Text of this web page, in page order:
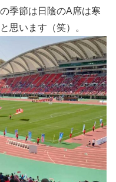
季節は日陰のA席は寒
思います（笑）。